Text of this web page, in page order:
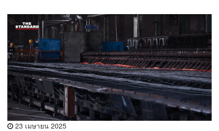
23 เมษายน 2025